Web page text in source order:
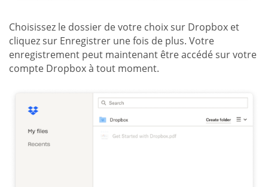
Choisissez le dossier de votre choix sur Dropbox et
cliquez sur Enregistrer une fois de plus. Votre
enregistrement peut maintenant être accédé sur votre
compte Dropbox à tout moment.